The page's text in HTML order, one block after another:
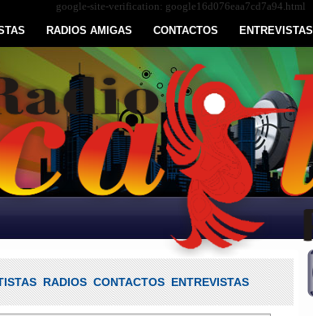
google-site-verification: google16d076eaa7cd7a94.html
RADIOS AMIGAS CONTACTOS ENTREVISTAS
RADIOS CONTACTOS ENTREVISTAS